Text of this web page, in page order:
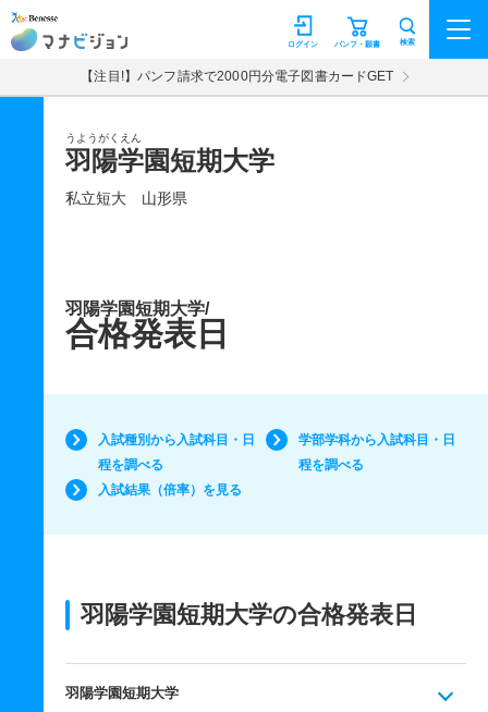
マナビジョン パンフ・願書
ログイン 検索
【注目!】パンフ請求で2000円分電子図書カードGET
うようがくえん
羽陽学園短期大学
私立短大 山形県
羽陽学園短期大学/
合格発表日
入試種別から入試科目・日
程を調べる
学部学科から入試科目・日
程を調べる
入試結果（倍率）を見る
羽陽学園短期大学の合格発表日
羽陽学園短期大学